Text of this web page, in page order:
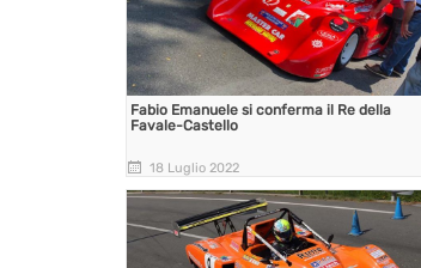
Fabio Emanuele si conferma il Re della
Favale-Castello
18 Luglio 2022